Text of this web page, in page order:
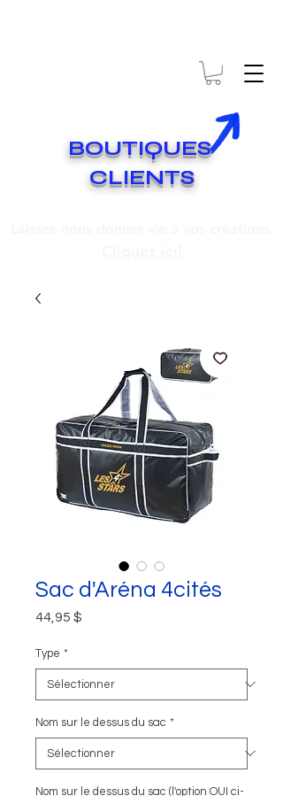
BOUTIQUES
CLIENTS
Sac d'Aréna 4cités
44,95 $
Type *
Nom sur le dessus du sac *
Nom sur le dessus du sac (l'option OUI ci-